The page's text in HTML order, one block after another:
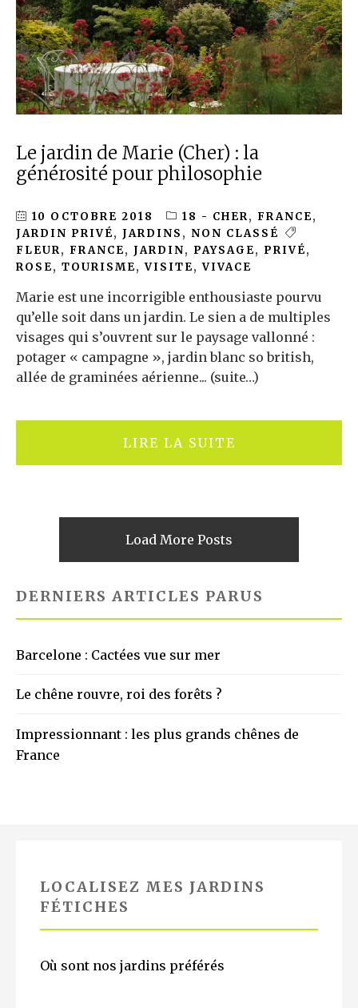
Le jardin de Marie (Cher) : la
générosité pour philosophie
10 OCTOBRE 2018 18 - CHER, FRANCE,
JARDIN PRIVÉ, JARDINS , NON CLASSÉ
FLEUR, FRANCE, JARDIN, PAYSAGE, PRIVÉ,
ROSE, TOURISME,VISITE,VIVACE
Marie est une incorrigible enthousiaste pourvu
qu’elle soit dans un jardin. Le sien a de multiples
visages qui s’ouvrent sur le paysage vallonné :
potager « campagne », jardin blanc so british,
allée de graminées aérienne... (suite…)
LIRE LA SUITE
Load More Posts
DERNIERS ARTICLES PARUS
Barcelone : Cactées vue sur mer
Le chêne rouvre, roi des forêts ?
Impressionnant : les plus grands chênes de
France
LOCALISEZ MES JARDINS
FÉTICHES
Où sont nos jardins préférés